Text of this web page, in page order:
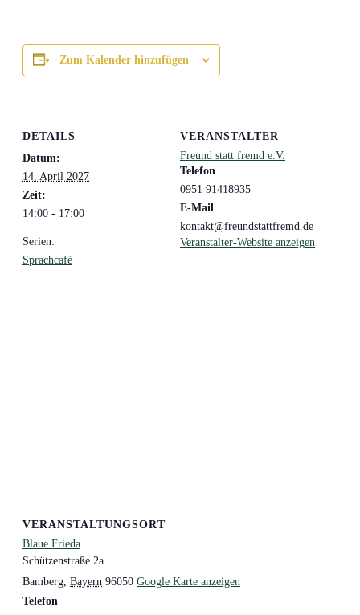
Zum Kalender hinzufügen
DETAILS
Datum:
14. April 2027
Zeit:
14:00 - 17:00
Serien:
Sprachcafé
VERANSTALTER
Freund statt fremd e.V.
Telefon
0951 91418935
E-Mail
kontakt@freundstattfremd.de
Veranstalter-Website anzeigen
VERANSTALTUNGSORT
Blaue Frieda
Schützenstraße 2a
Bamberg Bayern 96050 Google Karte anzeigen
Telefon